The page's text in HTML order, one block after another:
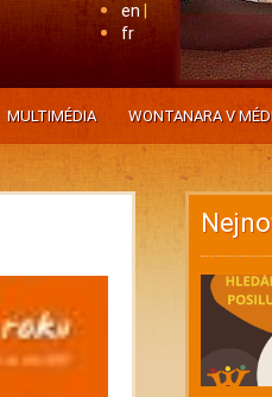
en
fr
MULTIMÉDIA WONTANARA V